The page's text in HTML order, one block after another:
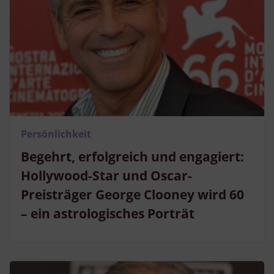
Begehrt, erfolgreich und engagiert:
Hollywood-Star und Oscar-
Preisträger George Clooney wird 60
– ein astrologisches Porträt
Persönlichkeit